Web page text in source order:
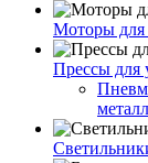
Моторы
Прессы для